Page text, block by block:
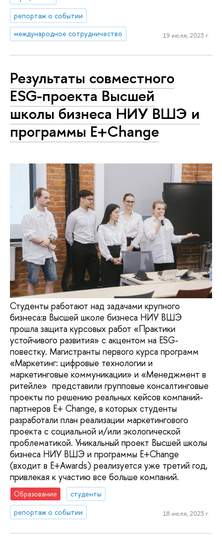
репортаж о событии
международное сотрудничество
19 июля, 2023 г.
Результаты совместного
ESG-проекта Высшей
школы бизнеса НИУ ВШЭ и
программы E+Change
Студенты работают над задачами крупного
бизнеса:в Высшей школе бизнеса НИУ ВШЭ
прошла защита курсовых работ «Практики
устойчивого развития» с акцентом на ESG-
повестку. Магистранты первого курса программ
«Маркетинг: цифровые технологии и
маркетинговые коммуникации» и «Менеджмент в
ритейле» представили групповые консалтинговые
проекты по решению реальных кейсов компаний-
партнеров E+ Change, в которых студенты
разработали план реализации маркетингового
проекта с социальной и/или экологической
проблематикой. Уникальный проект Высшей школы
бизнеса НИУ ВШЭ и программы E+Change
(входит в E+Awards) реализуется уже третий год,
привлекая к участию все больше компаний.
Образование
студенты
репортаж о событии
18 июля, 2023 г.